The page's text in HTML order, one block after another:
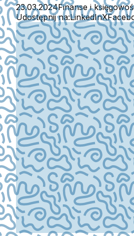
23.03.2024Finanse i
Udostępnij na:LinkedInX